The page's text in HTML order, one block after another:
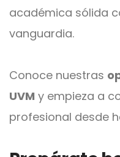
académica sólida
vanguardia.
Conoce nuestras
UVM y empieza a
profesional desde